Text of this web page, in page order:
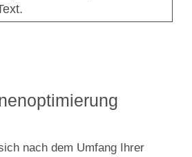
nach dem Umfang Ihrer